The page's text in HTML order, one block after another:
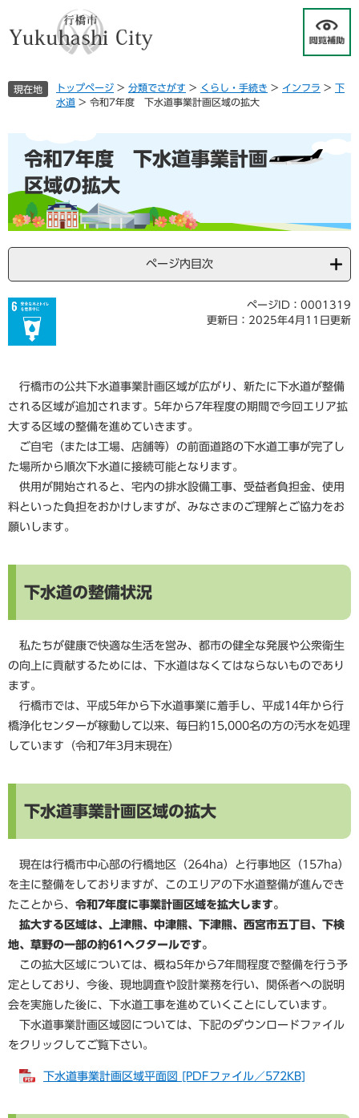
へ
現在地 トップページ > 分類でさがす > くらし・手続き > インフラ > 下
水道 > 令和7年度 下水道事業計画区域の拡大
令和7年度 下水道事業計画
区域の拡大
ページ内目次
ページID：0001319
更新日：2025年4月11日更新
行橋市の公共下水道事業計画区域が広がり、新たに下水道が整備
される区域が追加されます。5年から7年程度の期間で今回エリア拡
大する区域の整備を進めていきます。
ご自宅（または工場、店舗等）の前面道路の下水道工事が完了し
た場所から順次下水道に接続可能となります。
供用が開始されると、宅内の排水設備工事、受益者負担金、使用
料といった負担をおかけしますが、みなさまのご理解とご協力をお
願いします。
下水道の整備状況
私たちが健康で快適な生活を営み、都市の健全な発展や公衆衛生
の向上に貢献するためには、下水道はなくてはならないものであり
ます。
行橋市では、平成5年から下水道事業に着手し、平成14年から行
橋浄化センターが稼動して以来、毎日約15,000名の方の汚水を処理
しています（令和7年3月末現在）
下水道事業計画区域の拡大
現在は行橋市中心部の行橋地区（264ha）と行事地区（157ha）
を主に整備をしておりますが、このエリアの下水道整備が進んでき
たことから、 令和7年度に事業計画区域を拡大します。
拡大する区域は、上津熊、中津熊、下津熊、西宮市五丁目、下検
地、草野の一部の約61ヘクタールです。
この拡大区域については、概ね5年から7年間程度で整備を行う予
定としており、今後、現地調査や設計業務を行い、関係者への説明
会を実施した後に、下水道工事を進めていくことにしています。
下水道事業計画区域図については、下記のダウンロードファイル
をクリックしてご覧下さい。
下水道事業計画区域平面図 [PDFファイル／572KB]